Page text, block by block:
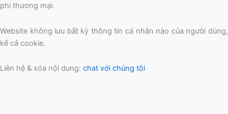
phi thương mại.
Website không lưu bất kỳ thông tin cá nhân nào của người dùng,
kể cả cookie.
Liên hệ & xóa nội dung: chat với chúng tôi